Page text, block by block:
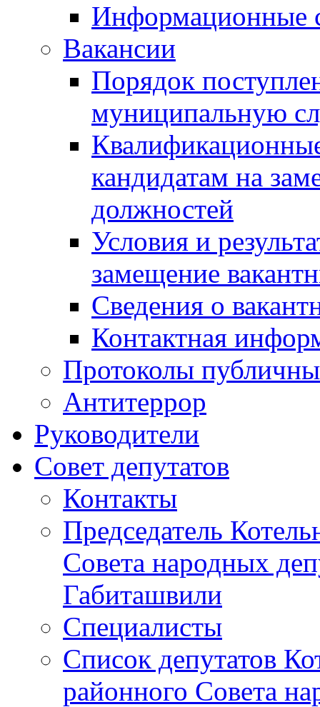
Информационные
Вакансии
Порядок
муниципальную
кандидатам на
должностей
Условия и
замещение
Сведения о
Контактная
Протоколы
Антитеррор
Руководители
Совет депутатов
Контакты
Председатель
Совета народных
Габиташвили
Специалисты
Список депутатов
районного Совета